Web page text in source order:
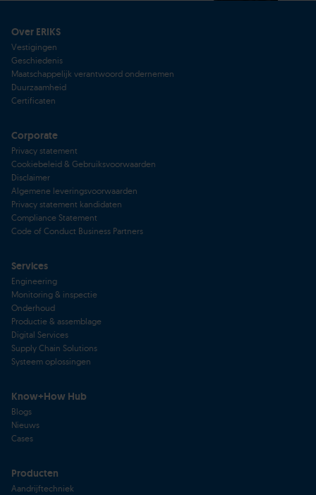
Over ERIKS
Vestigingen
Geschiedenis
Maatschappelijk verantwoord ondernemen
Duurzaamheid
Certificaten
Corporate
Privacy statement
Cookiebeleid & Gebruiksvoorwaarden
Disclaimer
Algemene leveringsvoorwaarden
Privacy statement kandidaten
Compliance Statement
Code of Conduct Business Partners
Services
Engineering
Monitoring & inspectie
Onderhoud
Productie & assemblage
Digital Services
Supply Chain Solutions
Systeem oplossingen
Know+How Hub
Blogs
Nieuws
Cases
Producten
Aandrijftechniek